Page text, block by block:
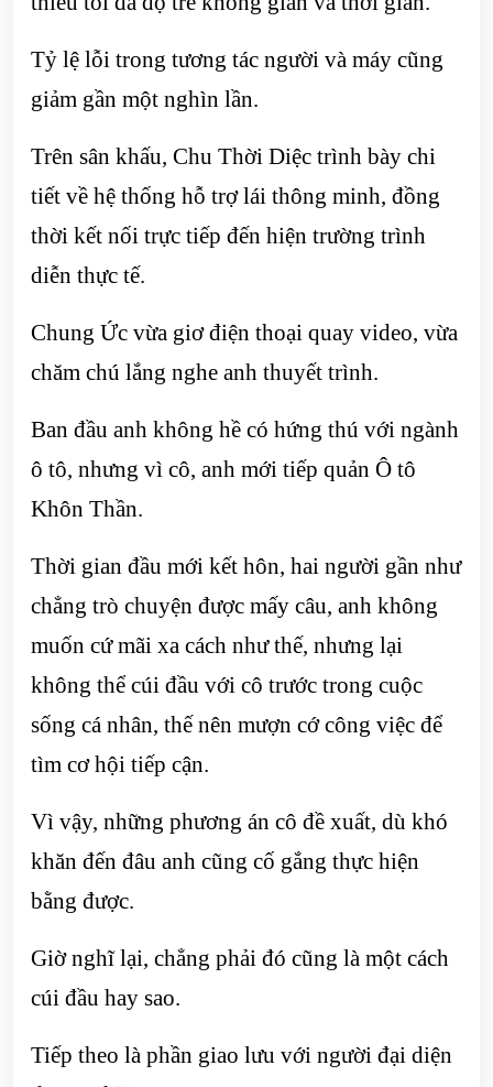
Tỷ lệ lỗi trong tương tác người và máy cũng
giảm gần một nghìn lần.
Trên sân khấu, Chu Thời Diệc trình bày chi
tiết về hệ thống hỗ trợ lái thông minh, đồng
thời kết nối trực tiếp đến hiện trường trình
diễn thực tế.
Chung Ức vừa giơ điện thoại quay video, vừa
chăm chú lắng nghe anh thuyết trình.
Ban đầu anh không hề có hứng thú với ngành
ô tô, nhưng vì cô, anh mới tiếp quản Ô tô
Khôn Thần.
Thời gian đầu mới kết hôn, hai người gần như
chẳng trò chuyện được mấy câu, anh không
muốn cứ mãi xa cách như thế, nhưng lại
không thể cúi đầu với cô trước trong cuộc
sống cá nhân, thế nên mượn cớ công việc để
tìm cơ hội tiếp cận.
Vì vậy, những phương án cô đề xuất, dù khó
khăn đến đâu anh cũng cố gắng thực hiện
bằng được.
Giờ nghĩ lại, chẳng phải đó cũng là một cách
cúi đầu hay sao.
Tiếp theo là phần giao lưu với người đại diện